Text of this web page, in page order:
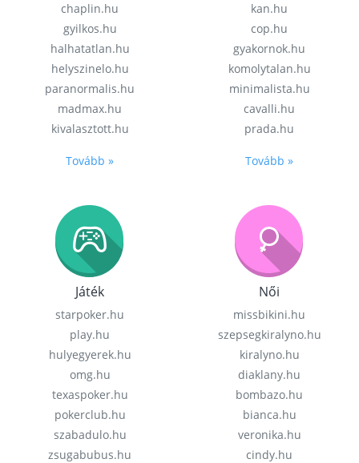
chaplin.hu
gyilkos.hu
halhatatlan.hu
helyszinelo.hu
paranormalis.hu
madmax.hu
kivalasztott.hu
Tovább »
kan.hu
cop.hu
gyakornok.hu
komolytalan.hu
minimalista.hu
cavalli.hu
prada.hu
Tovább »
Játék
starpoker.hu
play.hu
hulyegyerek.hu
omg.hu
texaspoker.hu
pokerclub.hu
szabadulo.hu
zsugabubus.hu
Női
missbikini.hu
szepsegkiralyno.hu
kiralyno.hu
diaklany.hu
bombazo.hu
bianca.hu
veronika.hu
cindy.hu